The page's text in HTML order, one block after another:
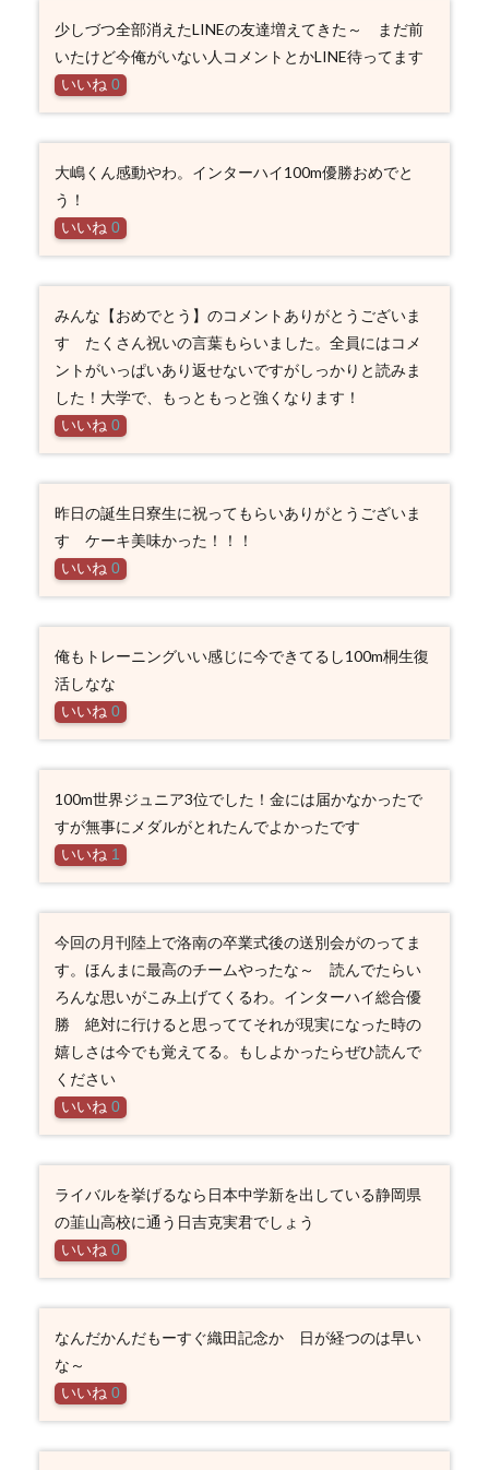
少しづつ全部消えたLINEの友達増えてきた～ まだ前
いたけど今俺がいない人コメントとかLINE待ってます
いいね 0
大嶋くん感動やわ。インターハイ100m優勝おめでと
う！
いいね 0
みんな【おめでとう】のコメントありがとうございま
す たくさん祝いの言葉もらいました。全員にはコメ
ントがいっぱいあり返せないですがしっかりと読みま
した！大学で、もっともっと強くなります！
いいね 0
昨日の誕生日寮生に祝ってもらいありがとうございま
す ケーキ美味かった！！！
いいね 0
俺もトレーニングいい感じに今できてるし100m桐生復
活しなな
いいね 0
100m世界ジュニア3位でした！金には届かなかったで
すが無事にメダルがとれたんでよかったです
いいね 1
今回の月刊陸上で洛南の卒業式後の送別会がのってま
す。ほんまに最高のチームやったな～ 読んでたらい
ろんな思いがこみ上げてくるわ。インターハイ総合優
勝 絶対に行けると思っててそれが現実になった時の
嬉しさは今でも覚えてる。もしよかったらぜひ読んで
ください
いいね 0
ライバルを挙げるなら日本中学新を出している静岡県
の韮山高校に通う日吉克実君でしょう
いいね 0
なんだかんだもーすぐ織田記念か 日が経つのは早い
な～
いいね 0